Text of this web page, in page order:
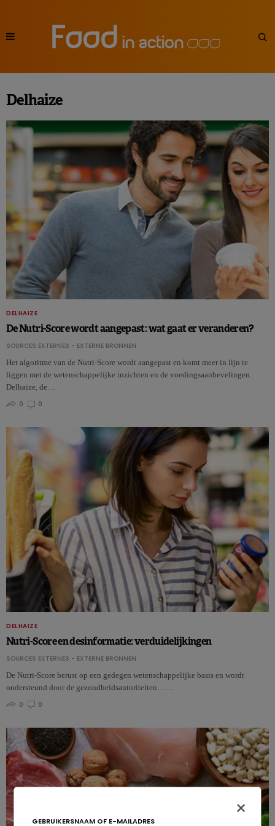
Delhaize
DELHAIZE
De Nutri-Score wordt aangepast: wat gaat er veranderen?
SOURCES EXTERNES - EXTERNE BRONNEN
Het algoritme van de Nutri-Score wordt aangepast en komt meer in lijn te
liggen met de wetenschappelijke inzichten en de voedingsaanbevelingen.
Delhaize, de…
0
0
DELHAIZE
Nutri-Score en desinformatie: verduidelijkingen
SOURCES EXTERNES - EXTERNE BRONNEN
De Nutri-Score berust op een gedegen wetenschappelijke basis en wordt
ondersteund door de gezondheidsautoriteiten……
0
0
×
GEBRUIKERSNAAM OF E-MAILADRES